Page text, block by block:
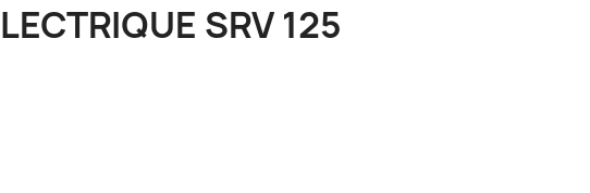
SRV 125